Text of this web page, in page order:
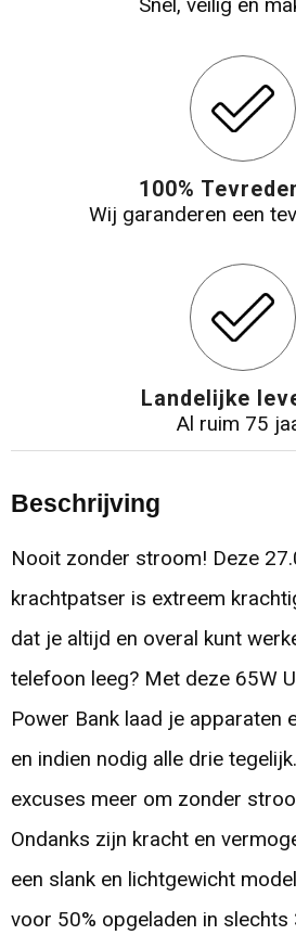
Snel, veilig en
100%
Wij garanderen een
Landelijke
Al ruim 75
Beschrijving
Nooit zonder stroom! Deze
krachtpatser is extreem
dat je altijd en overal kunt
telefoon leeg? Met deze 65W
Power Bank laad je apparaten
en indien nodig alle drie
excuses meer om zonder
Ondanks zijn kracht en
een slank en lichtgewicht
voor 50% opgeladen in slechts